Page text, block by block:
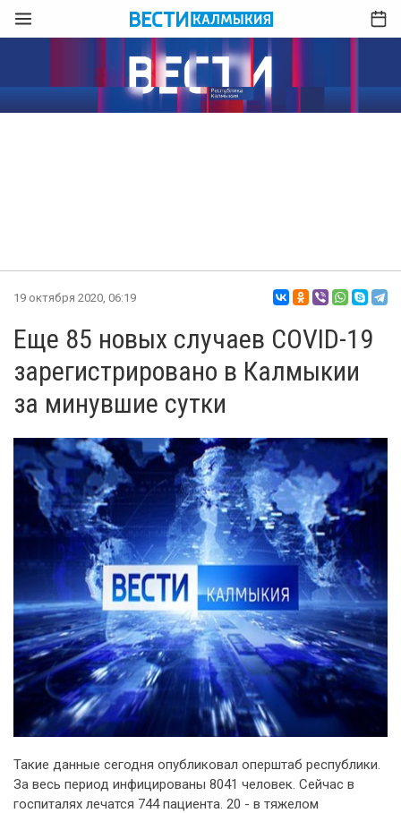
19 октября 2020, 06:19
Еще 85 новых случаев COVID-19
зарегистрировано в Калмыкии
за минувшие сутки
Такие данные сегодня опубликовал оперштаб республики.
За весь период инфицированы 8041 человек. Сейчас в
госпиталях лечатся 744 пациента. 20 - в тяжелом